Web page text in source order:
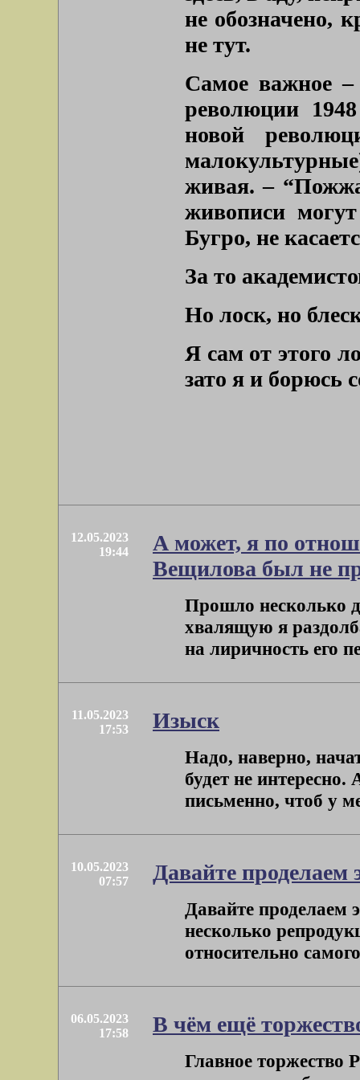
не обозначено,
не тут.
Самое важное –
революции
новой
живая. –
живописи
Бугро, не
За то
Но лоск, но
Я сам от этого
зато я и борюсь
12.05.2023
19:44
А может, я по
Вещилова был не
Прошло несколько
хвалящую я
на лиричность его
11.05.2023
17:53
Изыск
Надо, наверно,
будет не
письменно, чтоб у
10.05.2023
07:57
Давайте проделаем
Давайте проделаем
несколько
относительно
06.05.2023
17:58
В чём ещё
Главное торжество